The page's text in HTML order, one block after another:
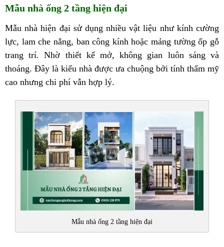
Mẫu nhà ống 2 tầng hiện đại
Mẫu nhà hiện đại sử dụng nhiều vật liệu như kính cường
lực, lam che nắng, ban công kính hoặc mảng tường ốp gỗ
trang trí. Nhờ thiết kế mở, không gian luôn sáng và
thoáng. Đây là kiểu nhà được ưa chuộng bởi tính thẩm mỹ
cao nhưng chi phí vẫn hợp lý.
Mẫu nhà ống 2 tầng hiện đại